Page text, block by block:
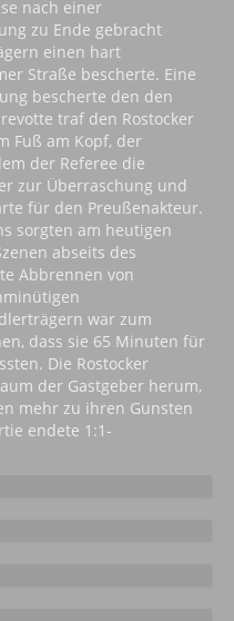
nach einer
zu Ende gebracht
einen hart
Straße bescherte. Eine
bescherte den den
traf den Rostocker
Fuß am Kopf, der
der Referee die
zur Überraschung und
für den Preußenakteur.
sorgten am heutigen
abseits des
Abbrennen von
war zum
dass sie 65 Minuten für
Die Rostocker
der Gastgeber herum,
mehr zu ihren Gunsten
endete 1:1-